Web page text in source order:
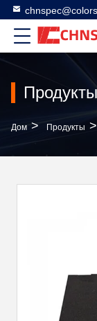
Продукты
Дом > Продукты >